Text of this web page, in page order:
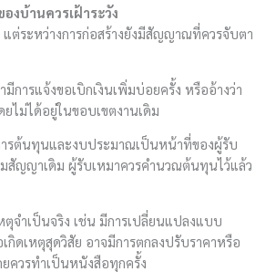
งบ้านควรเฝ้าระวัง
ต่ระหว่างการก่อสร้างยังมีสัญญาณที่ควรจับตา
มีการแจ้งขอเบิกเงินเพิ่มบ่อยครั้ง หรืออ้างว่า
ไม่ได้อยู่ในขอบเขตงานเดิม
ารต้นทุนและงบประมาณเป็นหน้าที่ของผู้รับ
สัญญาเดิม ผู้รับเหมาควรคำนวณต้นทุนไว้แล้ว
ตุจำเป็นจริง เช่น มีการเปลี่ยนแปลงแบบ
กิดเหตุสุดวิสัย อาจมีการตกลงปรับราคาหรือ
ยควรทำเป็นหนังสือทุกครั้ง